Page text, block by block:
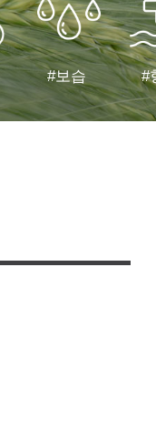
#보습 #